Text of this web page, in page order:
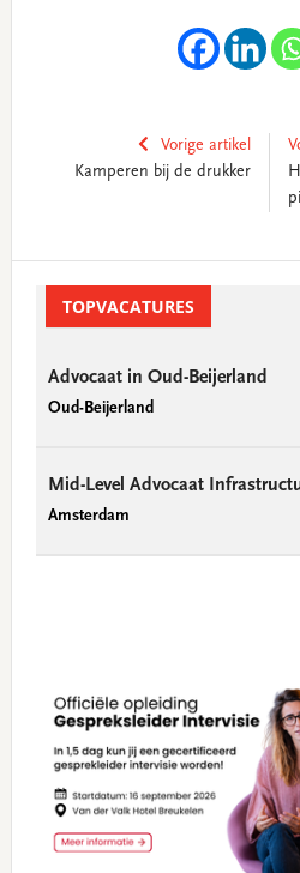
Vorige artikel
Kamperen bij de drukker
SidebarTOPVACATURES
Advocaat in Oud-Beijerland
Oud-Beijerland
Mid-Level Advocaat
Amsterdam